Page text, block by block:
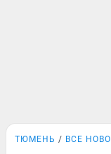
ТЮМЕНЬ ВСЕ